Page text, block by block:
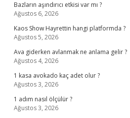
Bazların aşındırıcı etkisi var mı ?
Ağustos 6, 2026
Kaos Show Hayrettin hangi platformda ?
Ağustos 5, 2026
Ava giderken avlanmak ne anlama gelir ?
Ağustos 4, 2026
1 kasa avokado kaç adet olur ?
Ağustos 3, 2026
1 adım nasıl ölçülür ?
Ağustos 3, 2026